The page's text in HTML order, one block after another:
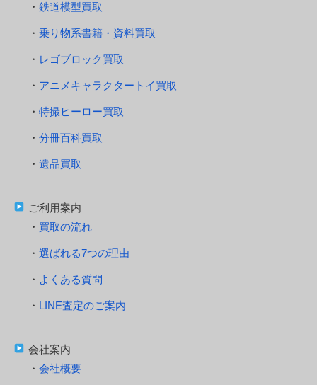
鉄道模型買取
乗り物系書籍・資料買取
レゴブロック買取
アニメキャラクタートイ買取
特撮ヒーロー買取
分冊百科買取
遺品買取
ご利用案内
買取の流れ
選ばれる7つの理由
よくある質問
LINE査定のご案内
会社案内
会社概要